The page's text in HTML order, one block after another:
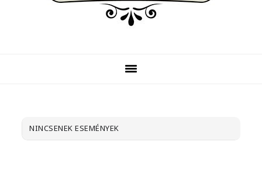
NINCSENEK ESEMÉNYEK